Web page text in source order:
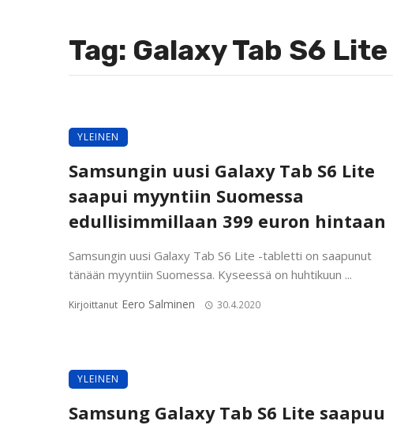
Tag: Galaxy Tab S6 Lite
YLEINEN
Samsungin uusi Galaxy Tab S6 Lite
saapui myyntiin Suomessa
edullisimmillaan 399 euron hintaan
Samsungin uusi Galaxy Tab S6 Lite -tabletti on saapunut
tänään myyntiin Suomessa. Kyseessä on huhtikuun ...
Kirjoittanut Eero Salminen 30.4.2020
YLEINEN
Samsung Galaxy Tab S6 Lite saapuu